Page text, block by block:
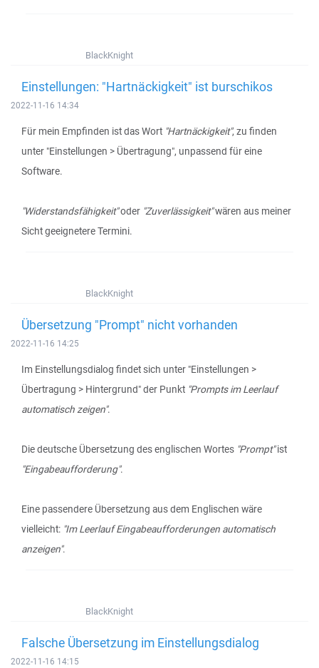
BlackKnight
Einstellungen: "Hartnäckigkeit" ist burschikos
2022-11-16 14:34
Für mein Empfinden ist das Wort "Hartnäckigkeit", zu finden
unter "Einstellungen > Übertragung", unpassend für eine
Software.
"Widerstandsfähigkeit"oder "Zuverlässigkeit"wären aus meiner
Sicht geeignetere Termini.
BlackKnight
Übersetzung "Prompt" nicht vorhanden
2022-11-16 14:25
Im Einstellungsdialog findet sich unter "Einstellungen >
Übertragung > Hintergrund" der Punkt "Prompts im Leerlauf
automatisch zeigen".
Die deutsche Übersetzung des englischen Wortes "Prompt"ist
"Eingabeaufforderung".
Eine passendere Übersetzung aus dem Englischen wäre
vielleicht: "Im Leerlauf Eingabeaufforderungen automatisch
anzeigen".
BlackKnight
Falsche Übersetzung im Einstellungsdialog
2022-11-16 14:15